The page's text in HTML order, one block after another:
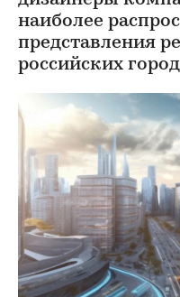
наиболее
представления
российских